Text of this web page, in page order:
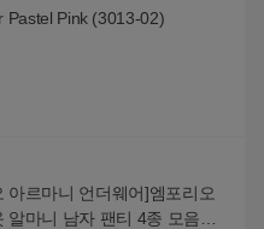
Pastel Pink (3013-02)
아르마니 언더웨어]엠포리오
마니 남자 팬티 4종 모음전 1